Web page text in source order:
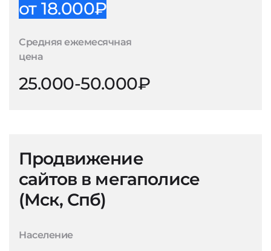
от 18.000₽
Средняя ежемесячная
цена
25.000-50.000₽
Продвижение
сайтов в мегаполисе
(Мск, Спб)
Население